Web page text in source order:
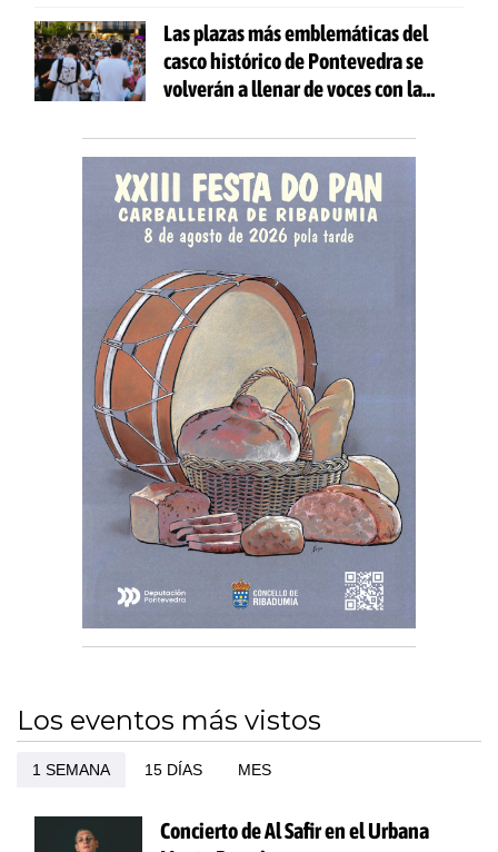
todas las edades
Las plazas más emblemáticas del
casco histórico de Pontevedra se
volverán a llenar de voces con la
Los eventos más vistos
1 SEMANA 15 DÍAS MES
Concierto de Al Safir en el Urbana